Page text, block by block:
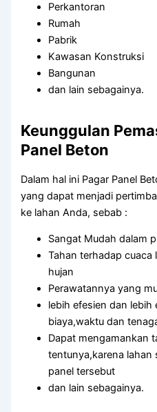
Perkantoran
Rumah
Pabrik
Kawasan Konstruksi
Bangunan
dan lain sebagainya.
Keunggulan
Panel Beton
Dalam hal ini Pagar Panel
yang dapat menjadi
ke lahan Anda, sebab :
Sangat Mudah dalam
Tahan terhadap cuaca
hujan
Perawatannya yang
lebih efesien dan lebih
biaya,waktu dan
Dapat mengamankan
tentunya,karena lahan
panel tersebut
dan lain sebagainya.